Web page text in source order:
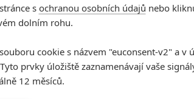
tvůrkyněHanelle M.
producentů filmu. Práva na
Brown v Predátorovi: Evoluce
s ochranou osobních údajů nebo
dolním rohu.
cookie s názvem "euconsent-v2" a v
prvky úložiště zaznamenávají vaše
12 měsíců.